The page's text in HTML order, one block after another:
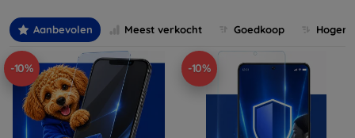
Aanbevolen Meest verkocht Goedkoop
-10% -10%